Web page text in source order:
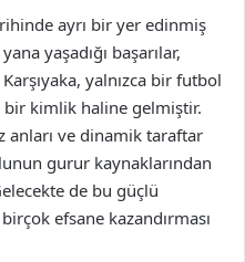
ayrı bir yer edinmiş
yaşadığı başarılar,
yalnızca bir futbol
bir kimlik haline gelmiştir.
anları ve dinamik taraftar
gurur kaynaklarından
de bu güçlü
efsane kazandırması